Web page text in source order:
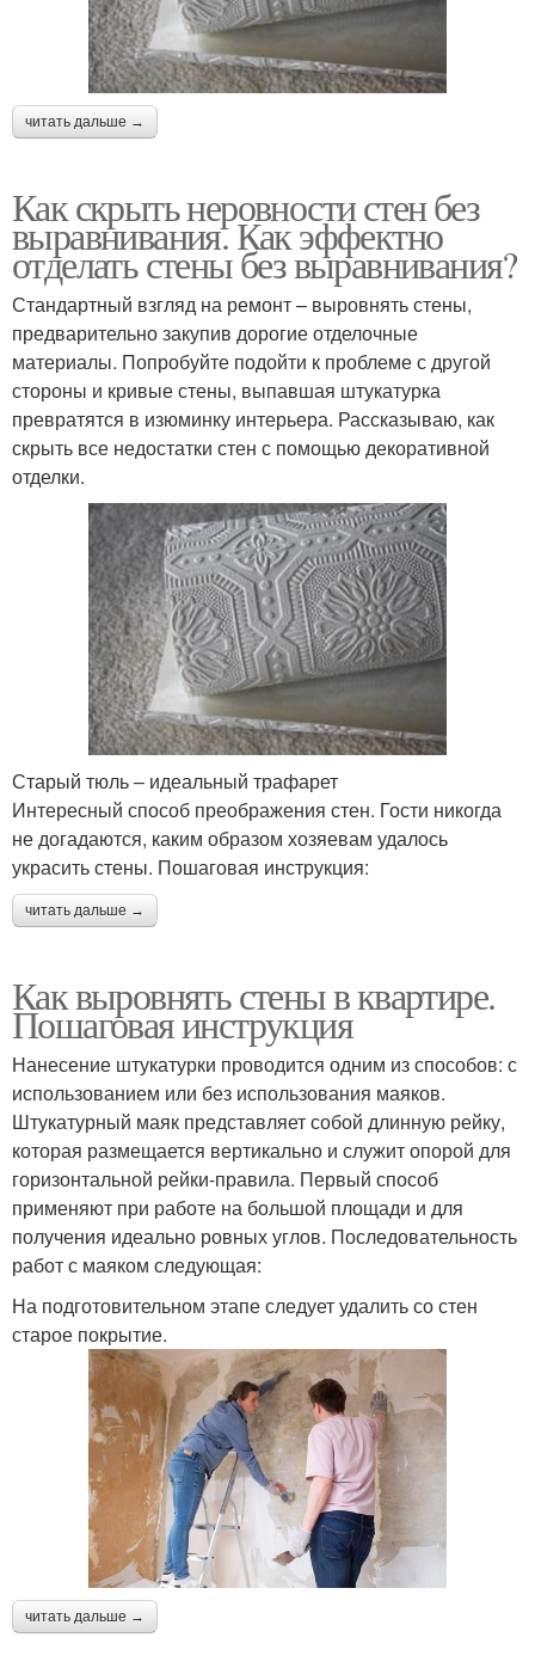
читать дальше →
Как скрыть неровности стен без
выравнивания. Как эффектно
отделать стены без выравнивания?
Стандартный взгляд на ремонт – выровнять стены,
предварительно закупив дорогие отделочные
материалы. Попробуйте подойти к проблеме с другой
стороны и кривые стены, выпавшая штукатурка
превратятся в изюминку интерьера. Рассказываю, как
скрыть все недостатки стен с помощью декоративной
отделки.
Старый тюль – идеальный трафарет
Интересный способ преображения стен. Гости никогда
не догадаются, каким образом хозяевам удалось
украсить стены. Пошаговая инструкция:
читать дальше →
Как выровнять стены в квартире.
Пошаговая инструкция
Нанесение штукатурки проводится одним из способов: с
использованием или без использования маяков.
Штукатурный маяк представляет собой длинную рейку,
которая размещается вертикально и служит опорой для
горизонтальной рейки-правила. Первый способ
применяют при работе на большой площади и для
получения идеально ровных углов. Последовательность
работ с маяком следующая:
На подготовительном этапе следует удалить со стен
старое покрытие.
читать дальше →